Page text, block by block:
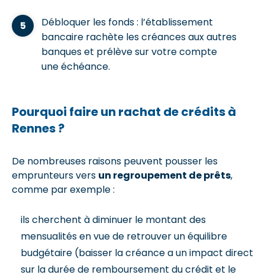
Débloquer les fonds : l’établissement
bancaire rachète les créances aux autres
banques et prélève sur votre compte
une échéance.
Pourquoi faire un rachat de crédits à
Rennes ?
De nombreuses raisons peuvent pousser les
emprunteurs vers un regroupement de prêts,
comme par exemple :
ils cherchent à diminuer le montant des
mensualités en vue de retrouver un équilibre
budgétaire (baisser la créance a un impact direct
sur la durée de remboursement du crédit et le